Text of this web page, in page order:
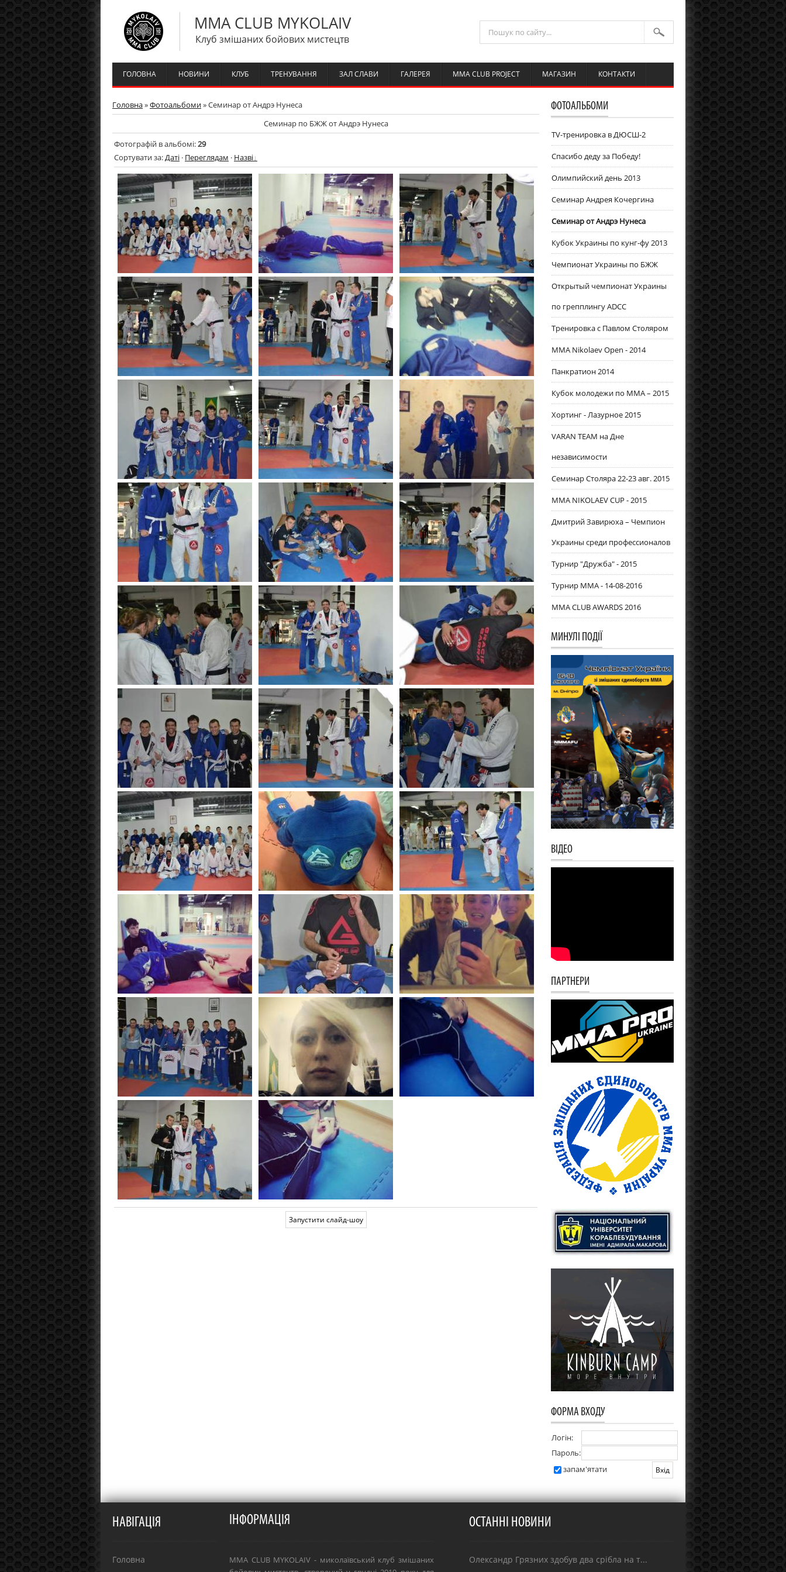
MMA CLUB MYKOLAIV
Клуб змішаних бойових мистецтв
ГОЛОВНА НОВИНИ КЛУБ ТРЕНУВАННЯ ЗАЛ СЛАВИ ГАЛЕРЕЯ MMA CLUB PROJECT МАГАЗИН КОНТАКТИ
Головна»Фотоальбоми» Cеминар от Андрэ Нунеса
Cеминар по БЖЖ от Андрэ Нунеса
Фотографій в альбомі:29
Сортувати за:Даті · Переглядам · Назві
ФОТОАЛЬБОМИ
TV-тренировка в ДЮСШ-2
Спасибо деду за Победу!
Олимпийский день 2013
Семинар Андрея Кочергина
Cеминар от Андрэ Нунеса
Кубок Украины по кунг-фу 2013
Чемпионат Украины по БЖЖ
Открытый чемпионат Украины
по грепплингу ADCC
Тренировка с Павлом Столяром
MMA Nikolaev Open - 2014
Панкратион 2014
Кубок молодежи по ММА – 2015
Хортинг - Лазурное 2015
VARAN TEAM на Дне
независимости
Семинар Столяра 22-23 авг. 2015
MMA NIKOLAEV CUP - 2015
Дмитрий Завирюха – Чемпион
Украины среди профессионалов
Турнир "Дружба" - 2015
Турнир ММА - 14-08-2016
MMA CLUB AWARDS 2016
МИНУЛІ ПОДІЇ
ВІДЕО
ПАРТНЕРИ
ФОРМА ВХОДУ
Логін:
Пароль:
запам'ятати
НАВІГАЦІЯ
Головна
ІНФОРМАЦІЯ
MMA CLUB MYKOLAIV - миколаївський клуб змішаних
ОСТАННІ НОВИНИ
Олександр Грязних здобув два срібла на т...